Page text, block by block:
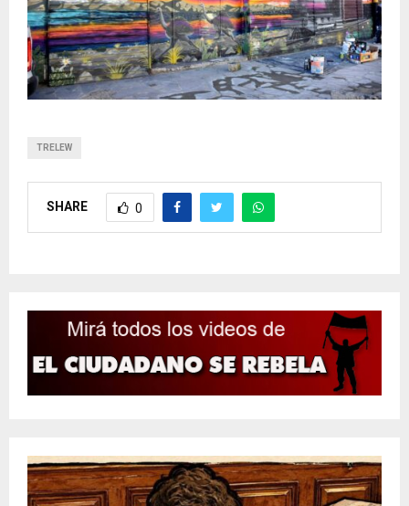
TRELEW
SHARE 0